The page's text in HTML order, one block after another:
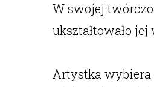
W swojej
ukształtowało
Artystka wybiera